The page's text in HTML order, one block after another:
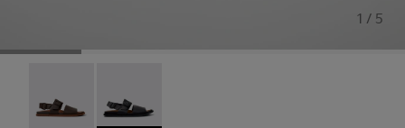
1 / 5